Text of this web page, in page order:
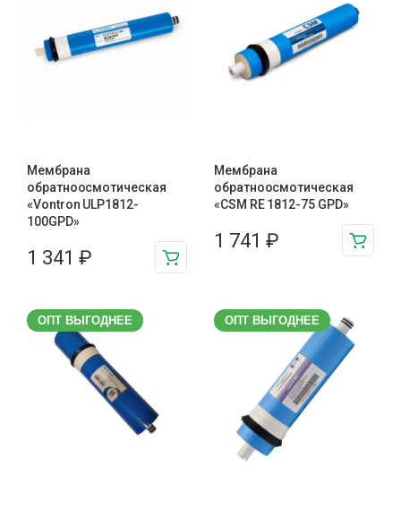
Мембрана
обратноосмотическая
«Vontron ULP1812-
100GPD»
1 341 ₽
Мембрана
обратноосмотическая
«CSM RE 1812-75 GPD»
1 741 ₽
ОПТ ВЫГОДНЕЕ ОПТ ВЫГОДНЕЕ